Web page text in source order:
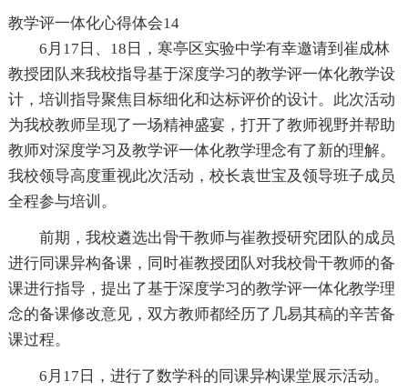
教学评一体化心得体会14
6月17日、18日，寒亭区实验中学有幸邀请到崔成林
教授团队来我校指导基于深度学习的教学评一体化教学设
计，培训指导聚焦目标细化和达标评价的设计。此次活动
为我校教师呈现了一场精神盛宴，打开了教师视野并帮助
教师对深度学习及教学评一体化教学理念有了新的理解。
我校领导高度重视此次活动，校长袁世宝及领导班子成员
全程参与培训。
前期，我校遴选出骨干教师与崔教授研究团队的成员
进行同课异构备课，同时崔教授团队对我校骨干教师的备
课进行指导，提出了基于深度学习的教学评一体化教学理
念的备课修改意见，双方教师都经历了几易其稿的辛苦备
课过程。
6月17日，进行了数学科的同课异构课堂展示活动。